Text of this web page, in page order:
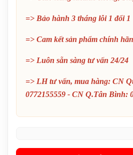
=> Bảo hành 3 tháng lỗi 1 đổi 1
=> Cam kết sản phẩm chính
=> Luôn sẵn sàng tư vấn 24/24
=> LH tư vấn, mua hàng: CN
0772155559 - CN Q.Tân Bình:
Cước Cầu Lông
Marshal (Trắng)
1.600.000đ